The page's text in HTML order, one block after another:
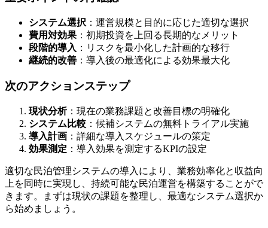
システム選択 ：運営規模と目的に応じた適切な選択
費用対効果 ：初期投資を上回る長期的なメリット
段階的導入 ：リスクを最小化した計画的な移行
継続的改善 ：導入後の最適化による効果最大化
次のアクションステップ
現状分析：現在の業務課題と改善目標の明確化
システム比較 ：候補システムの無料トライアル実施
導入計画 ：詳細な導入スケジュールの策定
効果測定 ：導入効果を測定するKPIの設定
適切な民泊管理システムの導入により、業務効率化と収益向
上を同時に実現し、持続可能な民泊運営を構築することがで
きます。まずは現状の課題を整理し、最適なシステム選択か
ら始めましょう。